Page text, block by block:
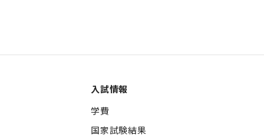
入試情報
学費
国家試験結果